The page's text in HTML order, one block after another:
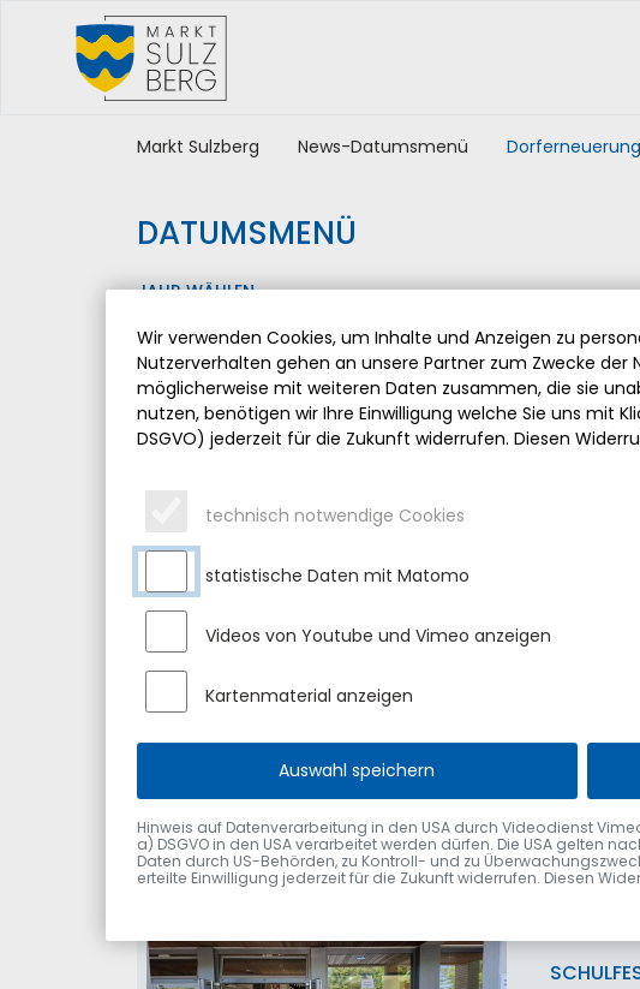
Markt Sulzberg News-Datumsmenü
DATUMSMENÜ
JAHR WÄHLEN
Erst vor
Nach
2.
Wir verwenden Cookies, um Inhalte und Anzeigen zu
Nutzerverhalten gehen an unsere Partner zum Zwecke
möglicherweise mit weiteren Daten zusammen, die sie
nutzen, benötigen wir Ihre Einwilligung welche Sie uns mit
DSGVO) jederzeit für die Zukunft widerrufen. Diesen
technisch notwendige Cookies
statistische Daten mit Matomo
Videos von Youtube und Vimeo anzeigen
Kartenmaterial anzeigen
Auswahl speichern
Hinweis auf Datenverarbeitung in den USA durch Videodienst
a) DSGVO in den USA verarbeitet werden dürfen. Die USA gelten
Daten durch US-Behörden, zu Kontroll- und zu
erteilte Einwilligung jederzeit für die Zukunft widerrufen. Diesen